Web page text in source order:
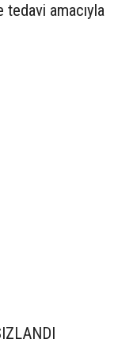
tedavi amacıyla